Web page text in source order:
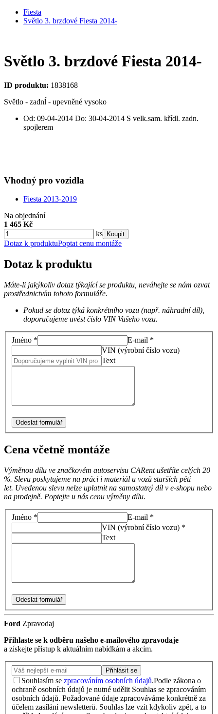
Fiesta
Světlo 3. brzdové Fiesta 2014-
Světlo 3. brzdové Fiesta 2014-
ID produktu: 1838168
Světlo - zadnĺ - upevněné vysoko
Od: 09-04-2014 Do: 30-04-2014 S velk.sam. křídl. zadn.
spojlerem
Vhodný pro vozidla
Fiesta 2013-2019
Na objednání
1 465 Kč
ks
Koupit
Dotaz k produktuPoptat cenu montáže
Dotaz k produktu
Máte-li jakýkoliv dotaz týkající se produktu, neváhejte se nám ozvat
prostřednictvím tohoto formuláře.
Pokud se dotaz týká konkrétního vozu (např. náhradní díl),
doporučujeme uvést číslo VIN Vašeho vozu.
Jméno *
E-mail *
VIN (výrobní číslo vozu)
Text
Odeslat formulář
Cena včetně montáže
Výměnou dílu ve značkovém autoservisu CARent ušetříte celých 20
%. Slevu poskytujeme na práci i materiál u vozů starších pěti
let. Uvedenou slevu nelze uplatnit na samostatný díl v e-shopu nebo
na prodejně. Poptejte u nás cenu výměny dílu.
Jméno *
E-mail *
VIN (výrobní číslo vozu) *
Text
Odeslat formulář
Ford Zpravodaj
Přihlaste se k odběru našeho e-mailového zpravodaje
a získejte přístup k aktuálním nabídkám a akcím.
Přihlásit se
Souhlasím se zpracováním osobních údajů.Podle zákona o
ochraně osobních údajů je nutné udělit Souhlas se zpracováním
osobních údajů. Požadované údaje zpracováváme konkrétně za
účelem zasílání newsletterů. Souhlas lze vzít kdykoliv zpět, a to